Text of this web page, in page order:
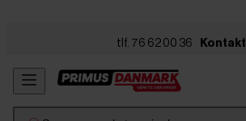
tlf. 76 62 00 36 Kontakt